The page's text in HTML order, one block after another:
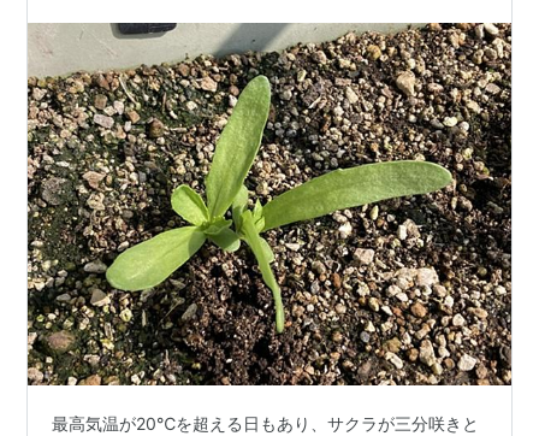
最高気温が20℃を超える日もあり、サクラが三分咲きと